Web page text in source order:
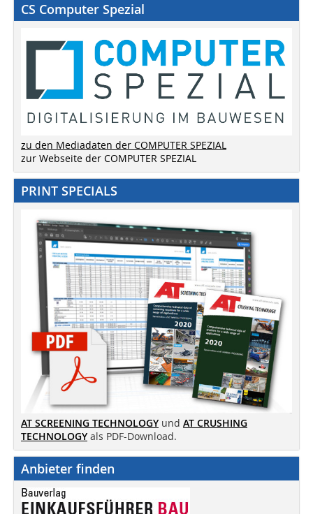
CS Computer Spezial
zu den Mediadaten der COMPUTER SPEZIAL
zur Webseite der COMPUTER SPEZIAL
PRINT SPECIALS
AT SCREENING TECHNOLOGY und AT CRUSHING
TECHNOLOGY als PDF-Download.
Anbieter finden